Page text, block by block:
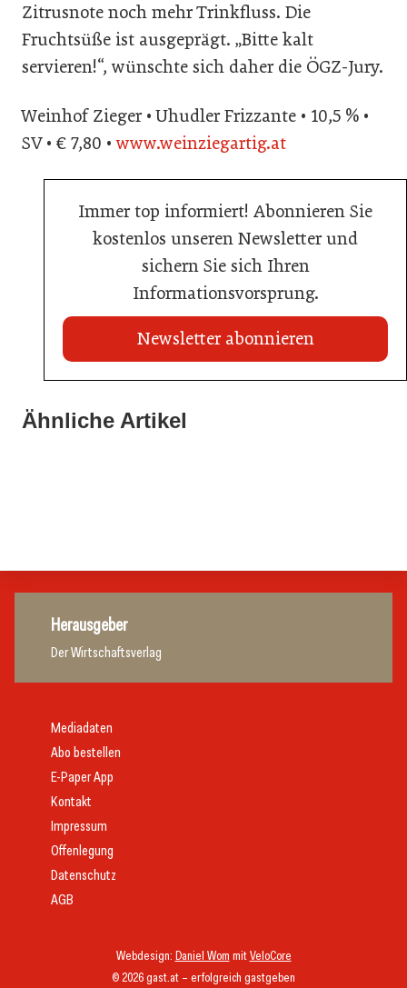
Zitrusnote noch mehr Trinkfluss. Die
Fruchtsüße ist ausgeprägt. „Bitte kalt
servieren!“, wünschte sich daher die ÖGZ-Jury.
Weinhof Zieger • Uhudler Frizzante • 10,5 % •
SV • € 7,80 •www.weinziegartig.at
Immer top informiert! Abonnieren Sie
kostenlos unseren Newsletter und
sichern Sie sich Ihren
Informationsvorsprung.
Newsletter abonnieren
Ähnliche Artikel
20. Juli 2026
03. Juni 2026
Herausgeber
Der Wirtschaftsverlag
© 2026 gast.at – erfolgreich gastgeben
Webdesign: Daniel Wom mitVeloCore
Mediadaten
Abo bestellen
E-Paper App
Kontakt
Impressum
Offenlegung
Datenschutz
AGB